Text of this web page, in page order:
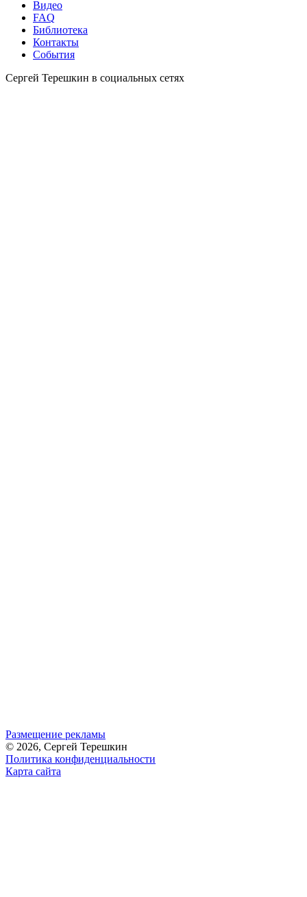
Видео
FAQ
Библиотека
Контакты
События
Сергей Терешкин в социальных сетях
Размещение рекламы
© 2026, Сергей Терешкин
Политика конфиденциальности
Карта сайта